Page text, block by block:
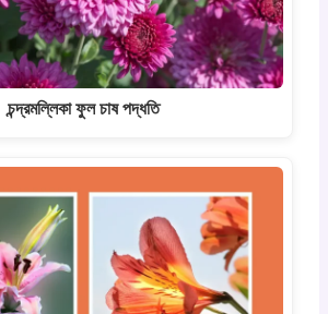
চন্দ্রমল্লিকা ফুল চাষ পদ্ধতি